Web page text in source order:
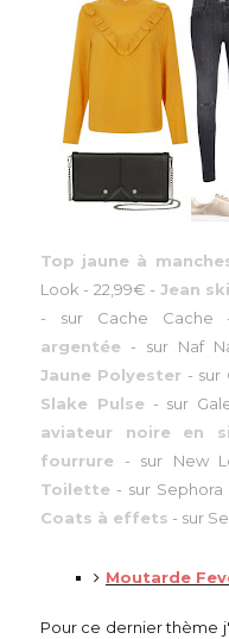
Top jaune à
Look - 22,99€ - Jean
- sur Cache Cache
argentée - sur Naf
Jaune Polyester - sur
Slake Pulse - sur
aviateur noire en
fourrure - sur New
Toilette - sur Sephora
Coats à effets - sur
Moutarde
Pour ce dernier thème